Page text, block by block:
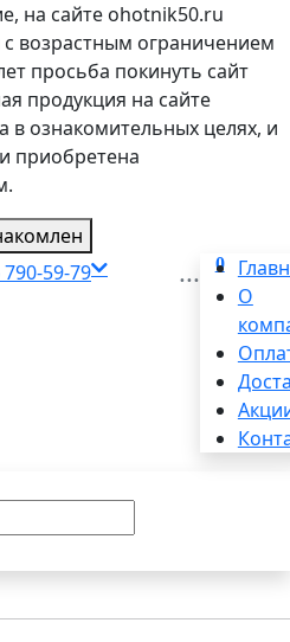
на сайте ohotnik50.ru
возрастным ограничением
просьба покинуть сайт
продукция на сайте
в ознакомительных целях, и
приобретена
59-79
0
...
О